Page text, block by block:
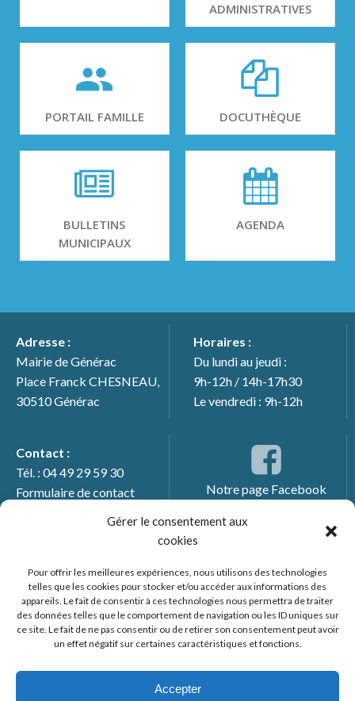
Gérer le consentement aux
cookies
Pour offrir les meilleures expériences, nous utilisons des technologies
telles que les cookies pour stocker et/ou accéder aux informations des
appareils. Le fait de consentir à ces technologies nous permettra de traiter
des données telles que le comportement de navigation ou les ID uniques sur
ce site. Le fait de ne pas consentir ou de retirer son consentement peut avoir
un effet négatif sur certaines caractéristiques et fonctions.
Accepter
ADMINISTRATIVES
PORTAIL FAMILLE DOCUTHÈQUE
BULLETINS
MUNICIPAUX
AGENDA
Adresse :
Mairie de Générac
Place Franck CHESNEAU,
30510 Générac
Horaires :
Du lundi au jeudi :
9h-12h / 14h-17h30
Le vendredi : 9h-12h
Contact :
Tél. : 04 49 29 59 30
Formulaire de contact
Notre page Facebook